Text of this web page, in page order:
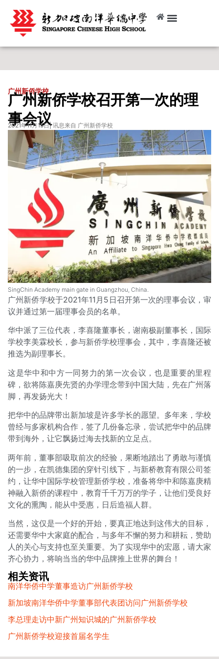
广州新侨学校
广州新侨学校召开第一次的理
事会议
2021年11月15日| 讯息来自 广州新侨学校
SingChin Academy main gate in Guangzhou, China.
广州新侨学校于2021年11月5日召开第一次的理事会议，审
议并通过第一届理事会员的名单。
华中派了三位代表，李喜隆董事长，谢南极副董事长，国际
学校李美霖校长，参与新侨学校理事会，其中，李喜隆还被
推选为副理事长。
这是华中和中方一同努力的第一次会议，也是重要的里程
碑，欲将陈嘉庚先贤的办学理念带到中国大陆，先在广州落
脚，再发扬光大！
把华中的品牌带出新加坡是许多学长的愿望。多年来，学校
曾经与多家机构合作，签了几份备忘录，尝试把华中的品牌
带到海外，让它飘扬过海去找新的立足点。
两年前，董事部吸取前次的经验，果断地踏出了勇敢与谨慎
的一步，在凯德集团的穿针引线下，与新桥教育有限公司签
约，让华中国际学校管理新侨学校，准备将华中和陈嘉庚精
神融入新侨的课程中，教育千千万万的学子，让他们受良好
文化的熏陶，能从中受惠，日后造福人群。
当然，这仅是一个好的开始，要真正地达到这伟大的目标，
还需要华中大家庭的配合，与多年不懈的努力和耕耘，赞助
人的关心与支持也至关重要。为了实现华中的宏愿，请大家
齐心协力，将响当当的华中品牌推上世界的舞台！
相关资讯
南洋华侨中学董事造访广州新侨学校
新加坡南洋华侨中学董事部代表团访问广州新侨学校
李总理走访中新广州知识城的广州新侨学校
广州新侨学校迎接首届名学生